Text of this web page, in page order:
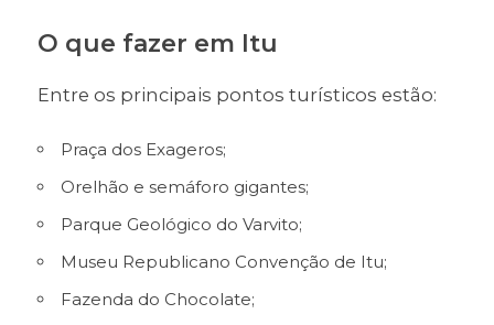
O que fazer em Itu
Entre os principais pontos turísticos estão:
Praça dos Exageros;
Orelhão e semáforo gigantes;
Parque Geológico do Varvito;
Museu Republicano Convenção de Itu;
Fazenda do Chocolate;